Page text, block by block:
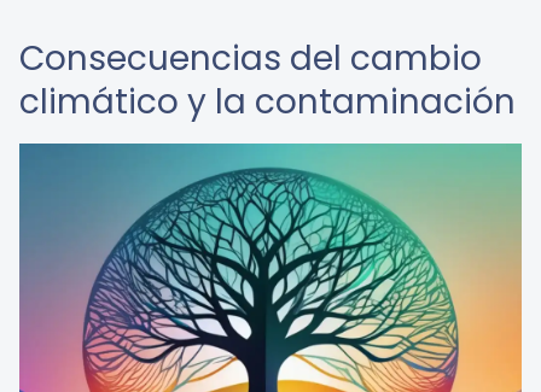
Consecuencias del cambio
climático y la contaminación